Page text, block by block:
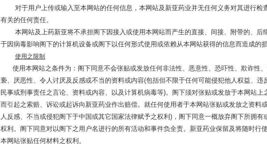
对于用户上传或输入至本网站的任何信息，本网站及新亚药业并无任何义务对其进行检
有关的任何责任。
本网站及上药新亚将不承担阁下因接入或使用本网站而产生的直接、间接、附带的、后
于因病毒影响阁下的计算机设备或阁下以任何形式使用或依赖从本网站获得的信息而造成的损
使用之限制
使用本网站之条件为：阁下同意不会张贴或发放任何非法性、恶意性、恐吓性、欺诈性
亵、厌恶性、令人讨厌及反感或不当的资料或内容(包括但不限于任何可能侵犯他人权益、违
民事或刑事责任之言论、资料或内容、以及计算机病毒等)。阁下须对张贴或发放于本网站
而引起之索赔、诉讼或起诉向新亚药业作出赔偿。就任何使用者于本网站张贴或发放之资料
人反感、不当或侵犯阁下于中国或其它国家法律赋予之权利)，阁下同意一概放弃阁下所拥有
权利。阁下同意对以阁下之用户名进行的所有活动和事件负全责。新亚药业保留及将随时行
本网站张贴任何材料之权利。